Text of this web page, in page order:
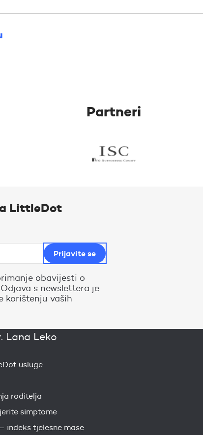
Partneri
LittleDot
obavijesti o
s newslettera je
korištenju vaših
Lana Leko
usluge
roditelja
simptome
indeks tjelesne mase